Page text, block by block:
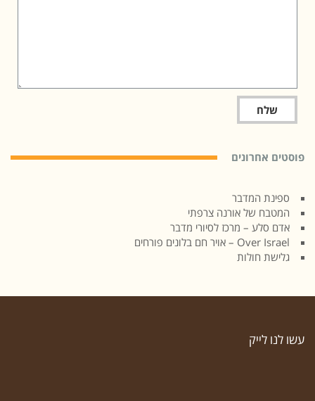
שלח
פוסטים אחרונים
ספינת המדבר
המטבח של אורנה צרפתי
אדם סלע – מרכז לסיורי מדבר
Over Israel – אויר חם בלונים פורחים
גלישת חולות
עשו לנו לייק